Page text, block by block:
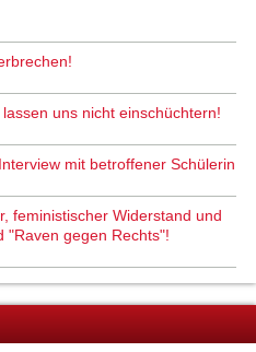
uns nicht einschüchtern!
mit betroffener Schülerin
feministischer Widerstand und
"Raven gegen Rechts"!